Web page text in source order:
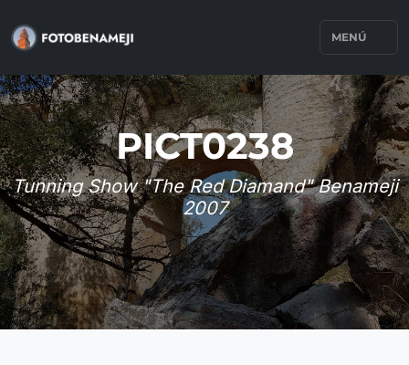
MENÚ
PICT0238
Tunning Show "The Red Diamand" Benameji
2007